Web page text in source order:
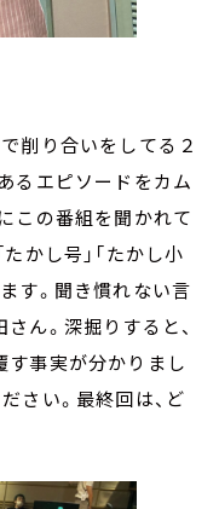
削り合いをしてる２
るエピソードをカム
この番組を聞かれて
かし号」「たかし小
す。聞き慣れない言
ん。深掘りすると、
す事実が分かりまし
さい。最終回は、ど